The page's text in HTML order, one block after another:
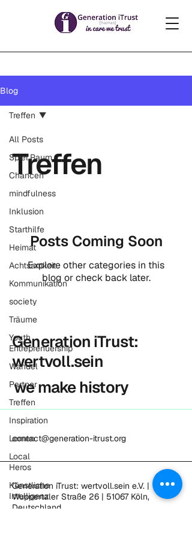
Blog
All Posts
Spiel.Raum
Chancen
mindfulness
Inklusion
Starthilfe
Heimat
Achtsamkeit
Kommunikation
society
Träume
Youth
Entreprenuership
Wandel
Partner
Treffen
Inspiration
Lernen
Local
Heros
Künstliche
Intelligenz
Treffen
Treffen
Posts Coming Soon
Explore other categories in this
blog or check back later.
Generation iTrust:
wertvoll.sein
we make history
contact@generation-itrust.org
Generation iTrust: wertvoll.sein e.V. |
Wuppertaler Straße 26 | 51067 Köln,
Deutschland